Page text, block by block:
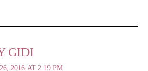
GIDI
2016 AT 2:19 PM